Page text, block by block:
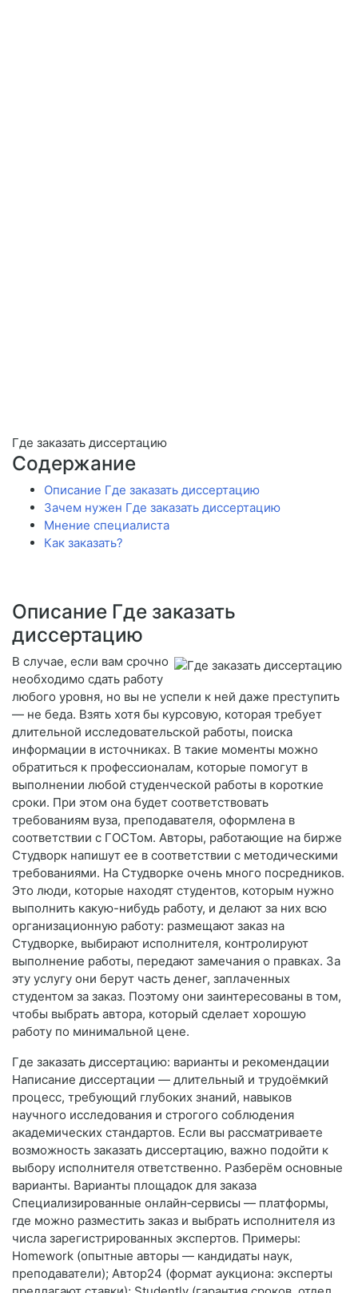
Где заказать диссертацию
Содержание
Описание Где заказать диссертацию
Зачем нужен Где заказать диссертацию
Мнение специалиста
Как заказать?
Описание Где заказать
диссертацию
В случае, если вам срочно
необходимо сдать работу
любого уровня, но вы не успели к ней даже преступить
— не беда. Взять хотя бы курсовую, которая требует
длительной исследовательской работы, поиска
информации в источниках. В такие моменты можно
обратиться к профессионалам, которые помогут в
выполнении любой студенческой работы в короткие
сроки. При этом она будет соответствовать
требованиям вуза, преподавателя, оформлена в
соответствии с ГОСТом. Авторы, работающие на бирже
Студворк напишут ее в соответствии с методическими
требованиями. На Студворке очень много посредников.
Это люди, которые находят студентов, которым нужно
выполнить какую-нибудь работу, и делают за них всю
организационную работу: размещают заказ на
Студворке, выбирают исполнителя, контролируют
выполнение работы, передают замечания о правках. За
эту услугу они берут часть денег, заплаченных
студентом за заказ. Поэтому они заинтересованы в том,
чтобы выбрать автора, который сделает хорошую
работу по минимальной цене.
Где заказать диссертацию: варианты и рекомендации
Написание диссертации — длительный и трудоёмкий
процесс, требующий глубоких знаний, навыков
научного исследования и строгого соблюдения
академических стандартов. Если вы рассматриваете
возможность заказать диссертацию, важно подойти к
выбору исполнителя ответственно. Разберём основные
варианты. Варианты площадок для заказа
Специализированные онлайн‑сервисы — платформы,
где можно разместить заказ и выбрать исполнителя из
числа зарегистрированных экспертов. Примеры:
Homework (опытные авторы — кандидаты наук,
преподаватели); Автор24 (формат аукциона: эксперты